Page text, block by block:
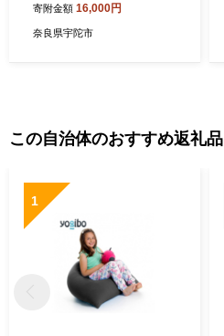
いか×1、守口大根×1/2)
寄附金額 16,000円
奈良県宇陀市
この自治体のおすすめ返礼品
1